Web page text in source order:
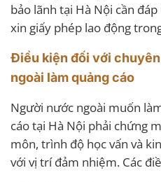
bảo lãnh tại Hà Nội cần
xin giấy phép lao động
Điều kiện đối với
ngoài làm quảng cáo
Người nước ngoài muốn
cáo tại Hà Nội phải chứng
môn, trình độ học vấn và
với vị trí đảm nhiệm. Các